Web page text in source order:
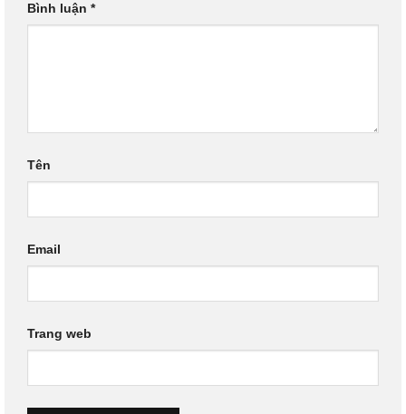
Bình luận *
Tên
Email
Trang web